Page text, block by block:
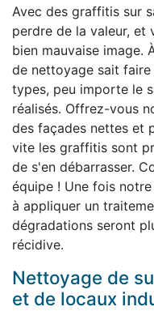
Avec des graffitis sur
perdre de la valeur, et
bien mauvaise image.
de nettoyage sait
types, peu importe le
réalisés. Offrez-vous
des façades nettes et
vite les graffitis sont
de s'en débarrasser.
équipe ! Une fois
à appliquer un
dégradations seront
récidive.
Nettoyage de
et de locaux